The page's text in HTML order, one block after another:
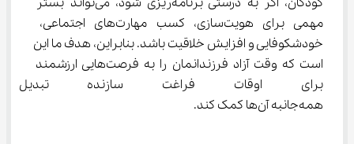
مهمی برای هویت‌سازی، کسب مهارت‌های اجتماعی،
خودشکوفایی و افزایش خلاقیت باشد. بنابراین، هدف ما این
است که وقت آزاد فرزندانمان را به فرصت‌هایی ارزشمند
برای اوقات فراغت سازنده
همه‌جانبه آن‌ها کمک کند.